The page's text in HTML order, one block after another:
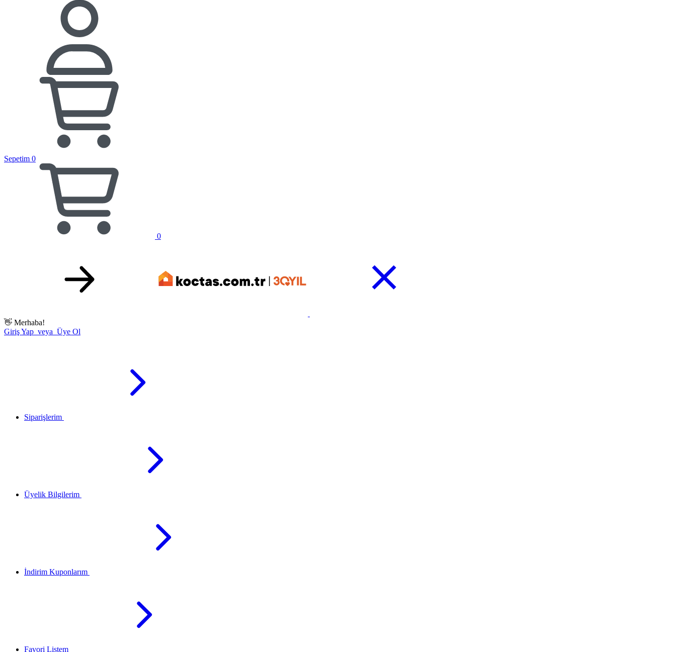
Sepetim 0
0
👋 Merhaba!
Giriş Yap veya Üye Ol
Siparişlerim
Üyelik Bilgilerim
İndirim Kuponlarım
Favori Listem